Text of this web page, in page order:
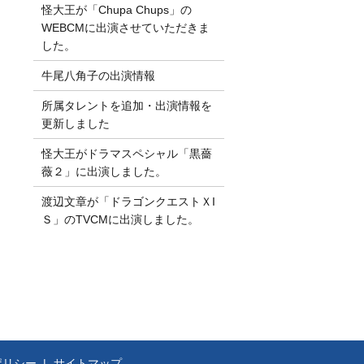
怪大王が「Chupa Chups」の
WEBCMに出演させていただきま
した。
牛尾八角子の出演情報
所属タレントを追加・出演情報を
更新しました
怪大王がドラマスペシャル「黒薔
薇２」に出演しました。
渡辺文章が「ドラゴンクエストＸI
Ｓ」のTVCMに出演しました。